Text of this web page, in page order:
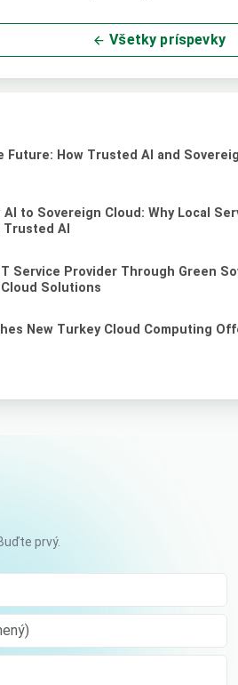
Všetky príspevky
Future: How Trusted AI and
AI to Sovereign Cloud: Why Local
AI
Service Provider Through Green
Solutions
New Turkey Cloud Computing
prvý.